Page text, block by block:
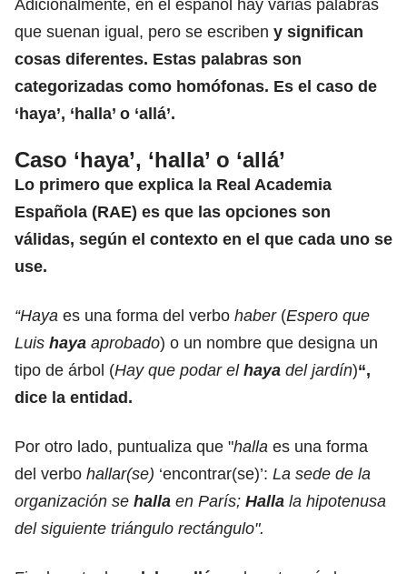
Adicionalmente, en el español hay varias palabras
que suenan igual, pero se escriben y significan
cosas diferentes. Estas palabras son
categorizadas como homófonas. Es el caso de
‘haya’, ‘halla’ o ‘allá’.
Caso ‘haya’, ‘halla’ o ‘allá’
Lo primero que explica la Real Academia
Española (RAE) es que las opciones son
válidas, según el contexto en el que cada uno se
use.
“Haya es una forma del verbo haber(Espero que
Luis haya aprobado) o un nombre que designa un
tipo de árbol (Hay que podar el haya del jardín)“,
dice la entidad.
Por otro lado, puntualiza que "halla es una forma
del verbo hallar(se) ‘encontrar(se)’: La sede de la
organización se halla en París; Halla la hipotenusa
del siguiente triángulo rectángulo".